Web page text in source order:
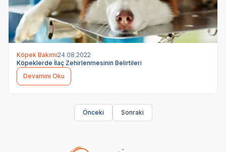
Köpek Bakımı24.08.2022
Köpeklerde İlaç Zehirlenmesinin Belirtileri
Devamını Oku
Önceki Sonraki